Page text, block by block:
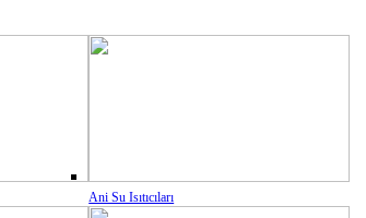
Ani Su Isıtıcıları